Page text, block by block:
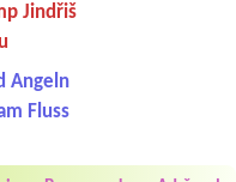
Jindřiš
Angeln
Fluss